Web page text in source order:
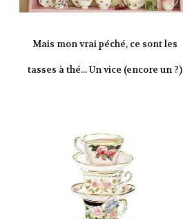
Mais mon vrai péché, ce sont les
tasses à thé... Un vice (encore un ?)